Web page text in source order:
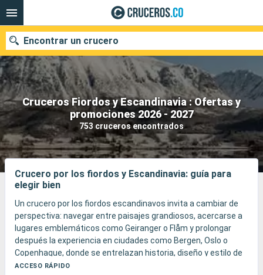
Cruceros Fiordos y Escandinavia : Ofertas y
promociones 2026 - 2027
753 cruceros encontrados
Encontrar un crucero
Fecha de salida
Buscar
Crucero por los fiordos y Escandinavia: guía para
elegir bien
Un crucero por los fiordos escandinavos invita a cambiar de
perspectiva: navegar entre paisajes grandiosos, acercarse a
lugares emblemáticos como Geiranger o Flåm y prolongar
después la experiencia en ciudades como Bergen, Oslo o
Copenhague, donde se entrelazan historia, diseño y estilo de
vida nórdico.
ACCESO RÁPIDO